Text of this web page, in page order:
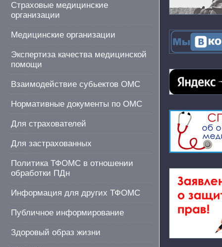
Страховые медицинские
организации
Медицинские организации
Экспертиза качества медицинской
помощи
Взаимодействие субьектов ОМС
Нормативные документы по ОМС
Для страхователей
Для застрахованных
Политика ТФОМС в отношении
обработки ПДн
Информация для других ТФОМС
Публичное информирование
Здоровый образ жизни